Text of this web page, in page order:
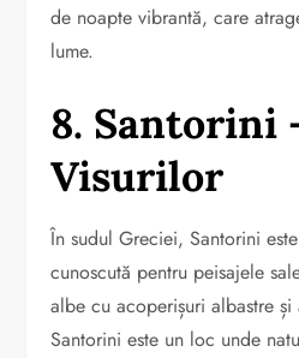
de noapte vibrantă, care
lume.
8. Santorini
Visurilor
În sudul Greciei, Santorini
cunoscută pentru peisajele
albe cu acoperișuri albastre
Santorini este un loc unde